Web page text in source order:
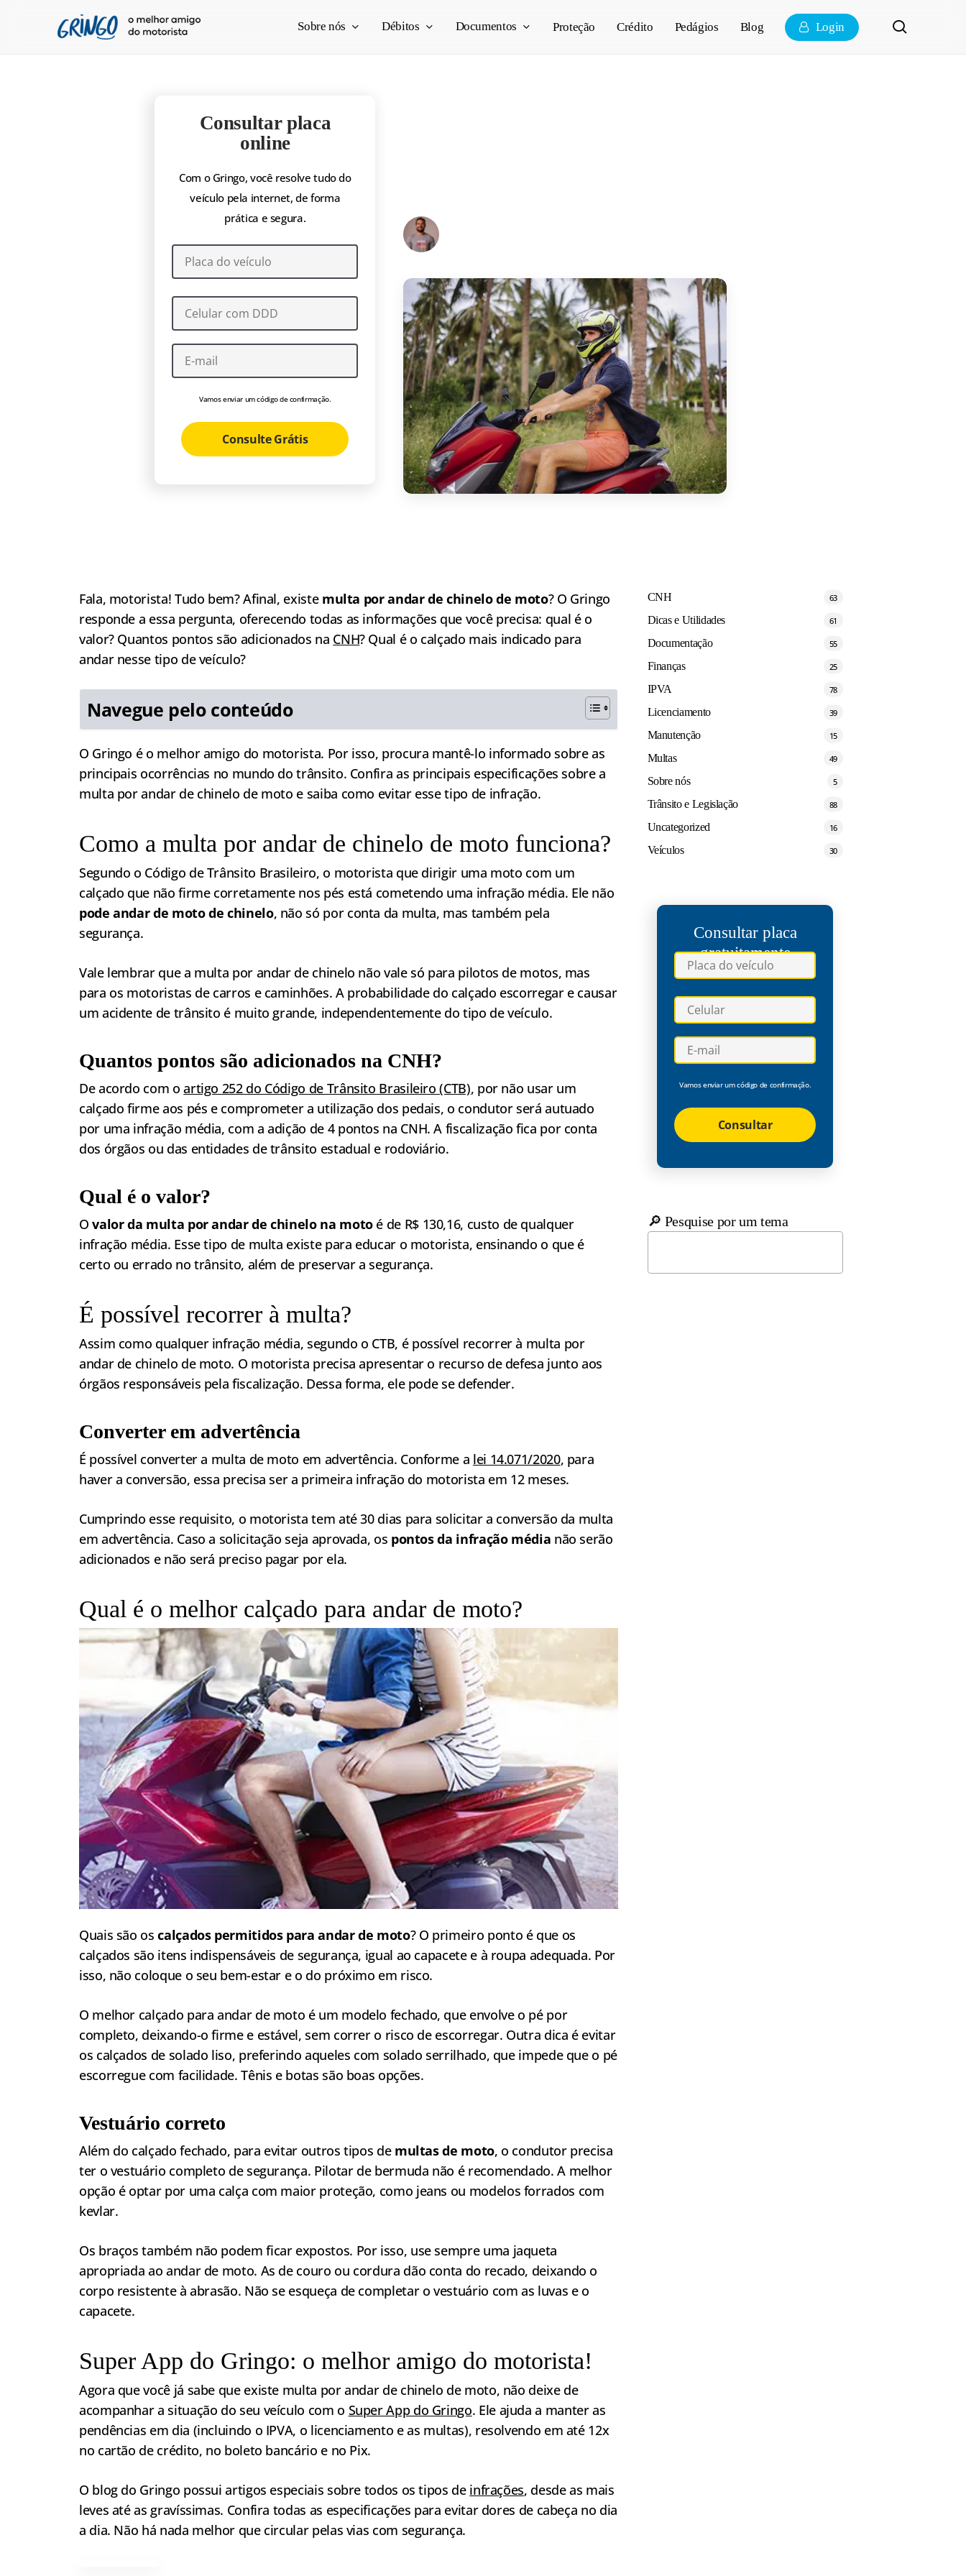
Sobre nós Débitos Documentos Proteção Crédito Pedágios Blog Login
Consultar placa
online
Com o Gringo, você resolve tudo do
veículo pela internet, de forma
prática e segura.
Vamos enviar um código de confirmação.
Consulte Grátis
Fala, motorista! Tudo bem? Afinal, existe multa por andar de chinelo de moto? O Gringo
responde a essa pergunta, oferecendo todas as informações que você precisa: qual é o
valor? Quantos pontos são adicionados na CNH? Qual é o calçado mais indicado para
andar nesse tipo de veículo?
Navegue pelo conteúdo
O Gringo é o melhor amigo do motorista. Por isso, procura mantê-lo informado sobre as
principais ocorrências no mundo do trânsito. Confira as principais especificações sobre a
multa por andar de chinelo de moto e saiba como evitar esse tipo de infração.
Como a multa por andar de chinelo de moto funciona?
Segundo o Código de Trânsito Brasileiro, o motorista que dirigir uma moto com um
calçado que não firme corretamente nos pés está cometendo uma infração média. Ele não
pode andar de moto de chinelo, não só por conta da multa, mas também pela
segurança.
Vale lembrar que a multa por andar de chinelo não vale só para pilotos de motos, mas
para os motoristas de carros e caminhões. A probabilidade do calçado escorregar e causar
um acidente de trânsito é muito grande, independentemente do tipo de veículo.
Quantos pontos são adicionados na CNH?
De acordo com oartigo 252 do Código de Trânsito Brasileiro (CTB), por não usar um
calçado firme aos pés e comprometer a utilização dos pedais, o condutor será autuado
por uma infração média, com a adição de 4 pontos na CNH. A fiscalização fica por conta
dos órgãos ou das entidades de trânsito estadual e rodoviário.
Qual é o valor?
Ovalor da multa por andar de chinelo na motoé de R$ 130,16, custo de qualquer
infração média. Esse tipo de multa existe para educar o motorista, ensinando o que é
certo ou errado no trânsito, além de preservar a segurança.
É possível recorrer à multa?
Assim como qualquer infração média, segundo o CTB, é possível recorrer à multa por
andar de chinelo de moto. O motorista precisa apresentar o recurso de defesa junto aos
órgãos responsáveis pela fiscalização. Dessa forma, ele pode se defender.
Converter em advertência
É possível converter a multa de moto em advertência. Conforme a lei 14.071/2020, para
haver a conversão, essa precisa ser a primeira infração do motorista em 12 meses.
Cumprindo esse requisito, o motorista tem até 30 dias para solicitar a conversão da multa
em advertência. Caso a solicitação seja aprovada, os pontos da infração média não serão
adicionados e não será preciso pagar por ela.
Qual é o melhor calçado para andar de moto?
Quais são oscalçados permitidos para andar de moto? O primeiro ponto é que os
calçados são itens indispensáveis de segurança, igual ao capacete e à roupa adequada. Por
isso, não coloque o seu bem-estar e o do próximo em risco.
O melhor calçado para andar de moto é um modelo fechado, que envolve o pé por
completo, deixando-o firme e estável, sem correr o risco de escorregar. Outra dica é evitar
os calçados de solado liso, preferindo aqueles com solado serrilhado, que impede que o pé
escorregue com facilidade. Tênis e botas são boas opções.
Vestuário correto
Além do calçado fechado, para evitar outros tipos de multas de moto, o condutor precisa
ter o vestuário completo de segurança. Pilotar de bermuda não é recomendado. A melhor
opção é optar por uma calça com maior proteção, como jeans ou modelos forrados com
kevlar.
Os braços também não podem ficar expostos. Por isso, use sempre uma jaqueta
apropriada ao andar de moto. As de couro ou cordura dão conta do recado, deixando o
corpo resistente à abrasão. Não se esqueça de completar o vestuário com as luvas e o
capacete.
Super App do Gringo: o melhor amigo do motorista!
Agora que você já sabe que existe multa por andar de chinelo de moto, não deixe de
acompanhar a situação do seu veículo com o Super App do Gringo. Ele ajuda a manter as
pendências em dia (incluindo o IPVA, o licenciamento e as multas), resolvendo em até 12x
no cartão de crédito, no boleto bancário e no Pix.
O blog do Gringo possui artigos especiais sobre todos os tipos de infrações, desde as mais
leves até as gravíssimas. Confira todas as especificações para evitar dores de cabeça no dia
a dia. Não há nada melhor que circular pelas vias com segurança.
CNH 63
Dicas e Utilidades 61
Documentação 55
Finanças 25
IPVA 78
Licenciamento 39
Manutenção 15
Multas 49
Sobre nós 5
Trânsito e Legislação 88
Uncategorized 16
Veículos 30
Consultar placa
gratuitamente
Vamos enviar um código de confirmação.
Consultar
🔎 Pesquise por um tema